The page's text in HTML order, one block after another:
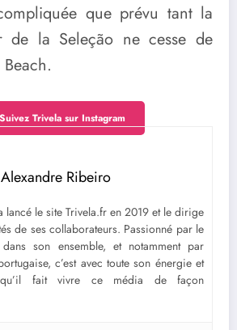
que prévu tant la
de la Seleção ne cesse de
Trivela sur Instagram
Alexandre Ribeiro
lancé le site Trivela.fr en 2019 et le dirige
de ses collaborateurs. Passionné par le
son ensemble, et notamment par
c’est avec toute son énergie et
fait vivre ce média de façon